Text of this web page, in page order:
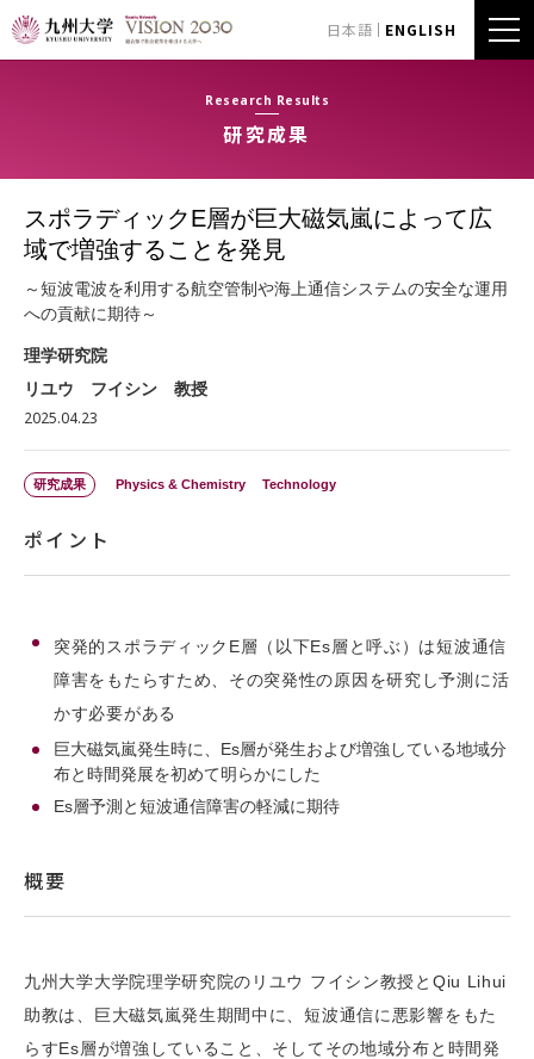
日本語 ENGLISH
Research Results
研究成果
スポラディックE層が巨大磁気嵐によって広
域で増強することを発見
～短波電波を利用する航空管制や海上通信システムの安全な運用
への貢献に期待～
理学研究院
リユウ フイシン 教授
2025.04.23
研究成果 Physics & Chemistry Technology
ポイント
突発的スポラディックE層（以下Es層と呼ぶ）は短波通信
障害をもたらすため、その突発性の原因を研究し予測に活
かす必要がある
巨大磁気嵐発生時に、Es層が発生および増強している地域分
布と時間発展を初めて明らかにした
Es層予測と短波通信障害の軽減に期待
概要
九州大学大学院理学研究院のリユウ フイシン教授とQiu Lihui
助教は、巨大磁気嵐発生期間中に、短波通信に悪影響をもた
らすEs層が増強していること、そしてその地域分布と時間発